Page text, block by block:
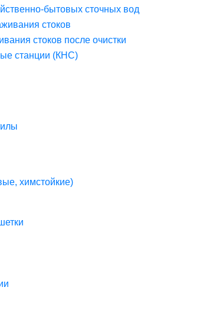
бытовых сточных вод
стоков
стоков после очистки
станции (КНС)
химстойкие)